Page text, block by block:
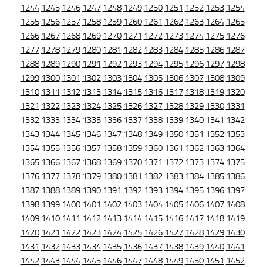
1244 1245 1246 1247 1248 1249 1250 1251 1252 1253 1254
1255 1256 1257 1258 1259 1260 1261 1262 1263 1264 1265
1266 1267 1268 1269 1270 1271 1272 1273 1274 1275 1276
1277 1278 1279 1280 1281 1282 1283 1284 1285 1286 1287
1288 1289 1290 1291 1292 1293 1294 1295 1296 1297 1298
1299 1300 1301 1302 1303 1304 1305 1306 1307 1308 1309
1310 1311 1312 1313 1314 1315 1316 1317 1318 1319 1320
1321 1322 1323 1324 1325 1326 1327 1328 1329 1330 1331
1332 1333 1334 1335 1336 1337 1338 1339 1340 1341 1342
1343 1344 1345 1346 1347 1348 1349 1350 1351 1352 1353
1354 1355 1356 1357 1358 1359 1360 1361 1362 1363 1364
1365 1366 1367 1368 1369 1370 1371 1372 1373 1374 1375
1376 1377 1378 1379 1380 1381 1382 1383 1384 1385 1386
1387 1388 1389 1390 1391 1392 1393 1394 1395 1396 1397
1398 1399 1400 1401 1402 1403 1404 1405 1406 1407 1408
1409 1410 1411 1412 1413 1414 1415 1416 1417 1418 1419
1420 1421 1422 1423 1424 1425 1426 1427 1428 1429 1430
1431 1432 1433 1434 1435 1436 1437 1438 1439 1440 1441
1442 1443 1444 1445 1446 1447 1448 1449 1450 1451 1452